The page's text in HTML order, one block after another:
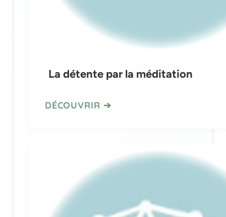
La détente par la méditation